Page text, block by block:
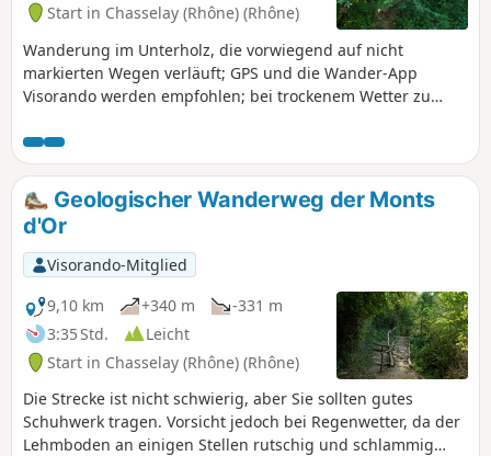
Start in Chasselay (Rhône) (Rhône)
Wanderung im Unterholz, die vorwiegend auf nicht
markierten Wegen verläuft; GPS und die Wander-App
Visorando werden empfohlen; bei trockenem Wetter zu
empfohlen. Dauer der Wanderung ca. 3,5 Stunden. An die
Wanderschuhe!
Geologischer Wanderweg der Monts
d'Or
Visorando-Mitglied
9,10 km
+340 m
-331 m
3:35 Std.
Leicht
Start in Chasselay (Rhône) (Rhône)
Die Strecke ist nicht schwierig, aber Sie sollten gutes
Schuhwerk tragen. Vorsicht jedoch bei Regenwetter, da der
Lehmboden an einigen Stellen rutschig und schlammig